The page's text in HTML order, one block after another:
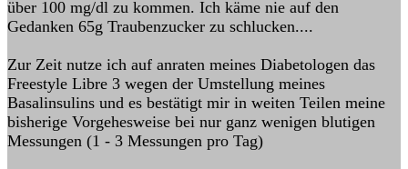
über 100 mg/dl zu kommen. Ich käme nie auf den
Gedanken 65g Traubenzucker zu schlucken....
Zur Zeit nutze ich auf anraten meines Diabetologen das
Freestyle Libre 3 wegen der Umstellung meines
Basalinsulins und es bestätigt mir in weiten Teilen meine
bisherige Vorgehesweise bei nur ganz wenigen blutigen
Messungen (1 - 3 Messungen pro Tag)